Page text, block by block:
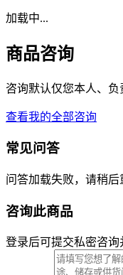
加载中...
商品咨询
咨询默认仅您本人、
查看我的全部咨询
常见问答
问答加载失败，请稍后
咨询此商品
登录后可提交私密咨询